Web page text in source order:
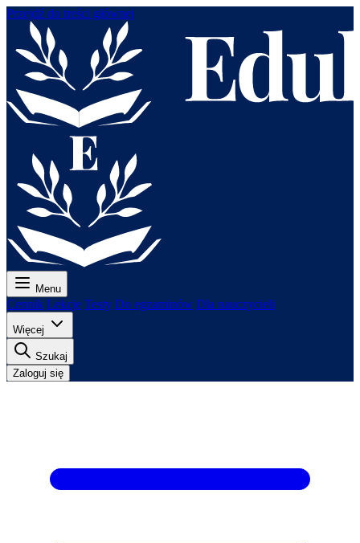
Przejdź do treści głównej
Menu
Cennik Lekcje Testy Do egzaminów Dla nauczycieli
Więcej
Szukaj
Zaloguj się